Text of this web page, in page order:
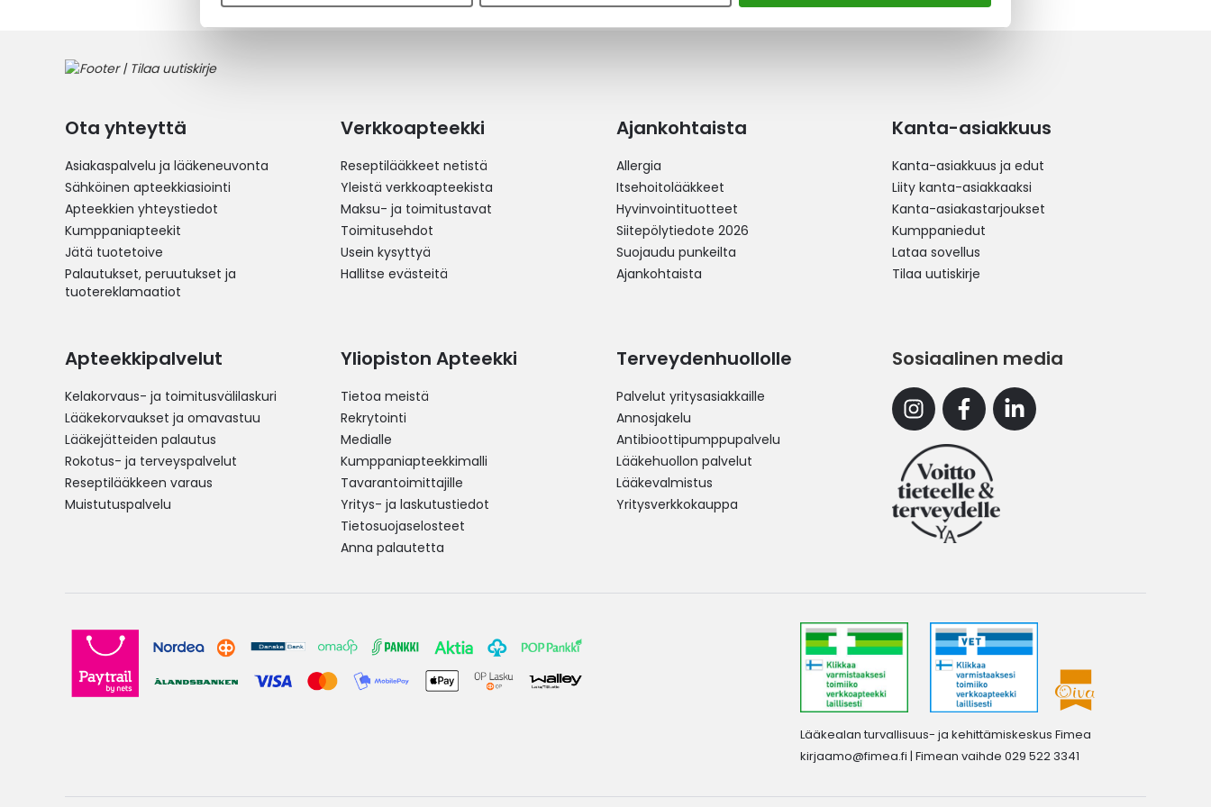
Ota yhteyttä
Asiakaspalvelu ja lääkeneuvonta
Sähköinen apteekkiasiointi
Apteekkien yhteystiedot
Kumppaniapteekit
Jätä tuotetoive
Palautukset, peruutukset ja
tuotereklamaatiot
Verkkoapteekki
Reseptilääkkeet netistä
Yleistä verkkoapteekista
Maksu- ja toimitustavat
Toimitusehdot
Usein kysyttyä
Hallitse evästeitä
Ajankohtaista
Allergia
Itsehoitolääkkeet
Hyvinvointituotteet
Siitepölytiedote 2026
Suojaudu punkeilta
Ajankohtaista
Kanta-asiakkuus
Kanta-asiakkuus ja edut
Liity kanta-asiakkaaksi
Kanta-asiakastarjoukset
Kumppaniedut
Lataa sovellus
Tilaa uutiskirje
Apteekkipalvelut
Kelakorvaus- ja toimitusvälilaskuri
Lääkekorvaukset ja omavastuu
Lääkejätteiden palautus
Rokotus- ja terveyspalvelut
Reseptilääkkeen varaus
Muistutuspalvelu
Yliopiston Apteekki
Tietoa meistä
Rekrytointi
Medialle
Kumppaniapteekkimalli
Tavarantoimittajille
Yritys- ja laskutustiedot
Tietosuojaselosteet
Anna palautetta
Terveydenhuollolle
Palvelut yritysasiakkaille
Annosjakelu
Antibioottipumppupalvelu
Lääkehuollon palvelut
Lääkevalmistus
Yritysverkkokauppa
Sosiaalinen media
InstagramFacebookLinkedin
Lääkealan turvallisuus- ja kehittämiskeskus Fimea
kirjaamo@fimea.fi | Fimean vaihde 029 522 3341